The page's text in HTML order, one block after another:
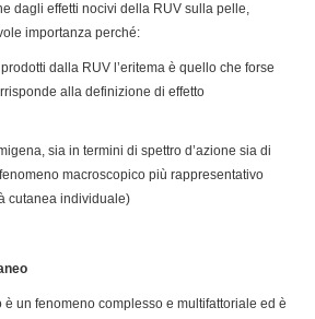
dagli effetti nocivi della RUV sulla pelle,
importanza perché:
dalla RUV l’eritema è quello che forse
alla definizione di effetto
sia in termini di spettro d’azione sia di
macroscopico più rappresentativo
cutanea individuale)
è un fenomeno complesso e multifattoriale ed è